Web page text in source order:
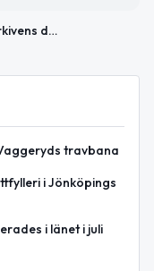
Regnig tisdag och Arkivens dag – så ser dagen ut
travbana
i Jönköpings
i länet i juli